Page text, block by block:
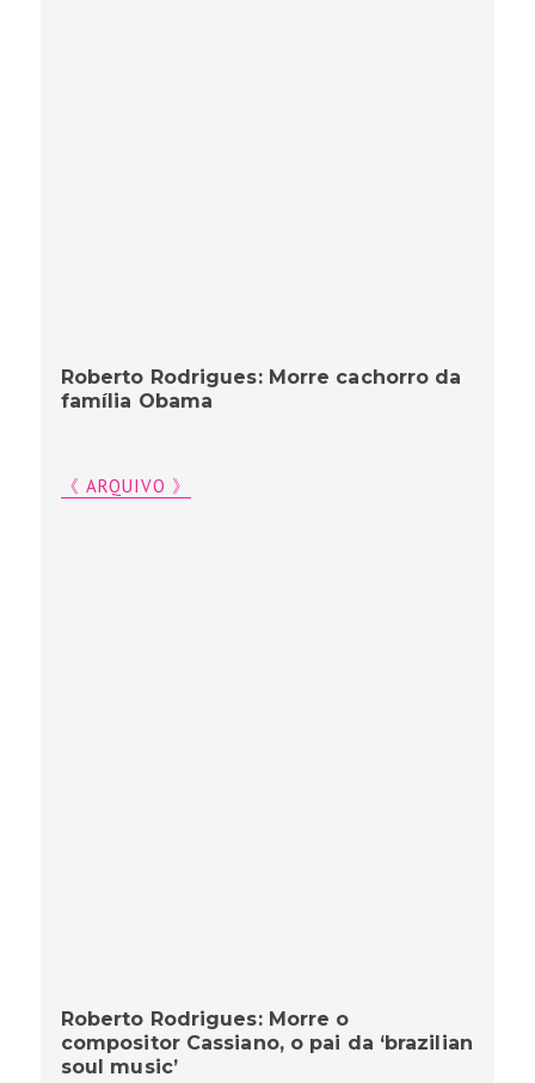
Roberto Rodrigues: Morre cachorro da
família Obama
《 ARQUIVO 》
Roberto Rodrigues: Morre o
compositor Cassiano, o pai da ‘brazilian
soul music’